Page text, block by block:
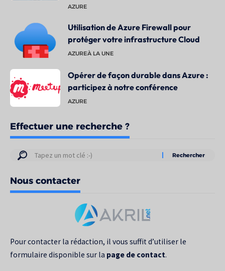
AZURE
Utilisation de Azure Firewall pour
protéger votre infrastructure Cloud
AZUREÀ LA UNE
Opérer de façon durable dans Azure :
participez à notre conférence
AZURE
Effectuer une recherche ?
Résultats
votre
recherche
Nous contacter
Pour contacter la rédaction, il vous suffit d’utiliser le
formulaire disponible sur la page de contact.